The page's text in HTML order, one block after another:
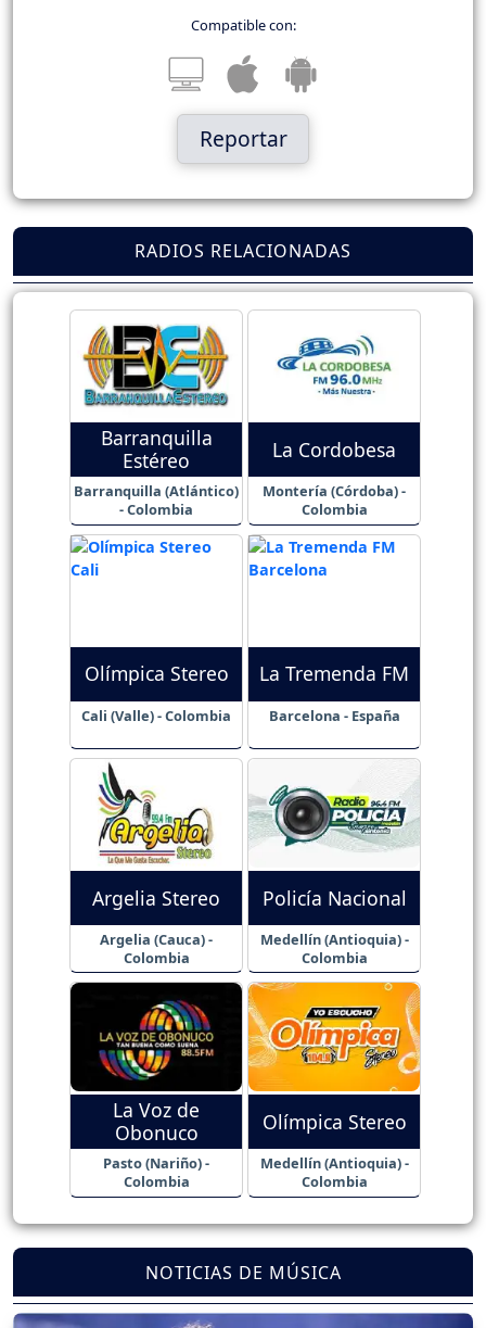
Compatible con:
Reportar
RADIOS RELACIONADAS
Barranquilla
Estéreo
Barranquilla (Atlántico)
- Colombia
La Cordobesa
Montería (Córdoba) -
Colombia
Olímpica Stereo
Cali (Valle) - Colombia
La Tremenda FM
Barcelona - España
Argelia Stereo
Argelia (Cauca) -
Colombia
Policía Nacional
Medellín (Antioquia) -
Colombia
La Voz de
Obonuco
Pasto (Nariño) -
Colombia
Olímpica Stereo
Medellín (Antioquia) -
Colombia
NOTICIAS DE MÚSICA